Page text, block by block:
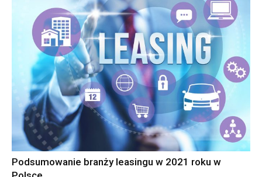
Podsumowanie branży leasingu w 2021 roku w